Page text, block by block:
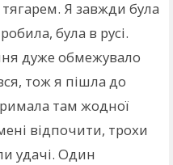
Я завжди була
була в русі.
дуже обмежувало
тож я пішла до
там жодної
відпочити, трохи
удачі. Один